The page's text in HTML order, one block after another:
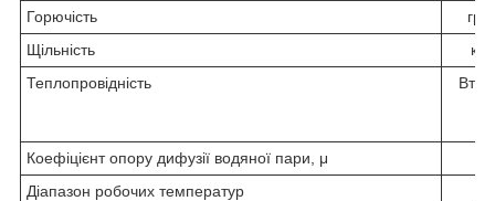
Горючість
Щільність
кг/
Теплопровідність
Вт/
Коефіцієнт опору дифузії водяної пари, μ
Діапазон робочих температур